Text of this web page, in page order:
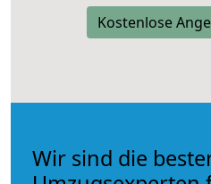
Kostenlose
Wir sind die